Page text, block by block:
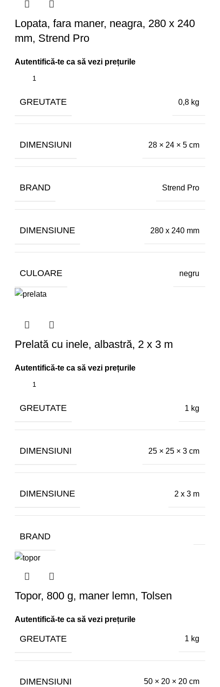
Lopata, fara maner, neagra, 280 x 240
mm, Strend Pro
GREUTATE 0,8 kg
DIMENSIUNI 28 × 24 × 5 cm
BRAND Strend Pro
DIMENSIUNE 280 x 240 mm
CULOARE negru
Prelată cu inele, albastră, 2 x 3 m
GREUTATE 1 kg
DIMENSIUNI 25 × 25 × 3 cm
DIMENSIUNE 2 x 3 m
BRAND
Topor, 800 g, maner lemn, Tolsen
GREUTATE 1 kg
DIMENSIUNI 50 × 20 × 20 cm